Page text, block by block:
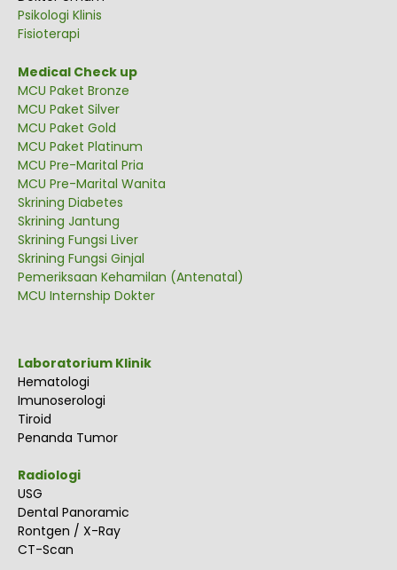
Psikologi Klinis
Fisioterapi
Medical Check up
MCU Paket Bronze
MCU Paket Silver
MCU Paket Gold
MCU Paket Platinum
MCU Pre-Marital Pria
MCU Pre-Marital Wanita
Skrining Diabetes
Skrining Jantung
Skrining Fungsi Liver
Skrining Fungsi Ginjal
Pemeriksaan Kehamilan (Antenatal)
MCU Internship Dokter
Laboratorium Klinik
Hematologi
Imunoserologi
Tiroid
Penanda Tumor
Radiologi
USG
Dental Panoramic
Rontgen / X-Ray
CT-Scan